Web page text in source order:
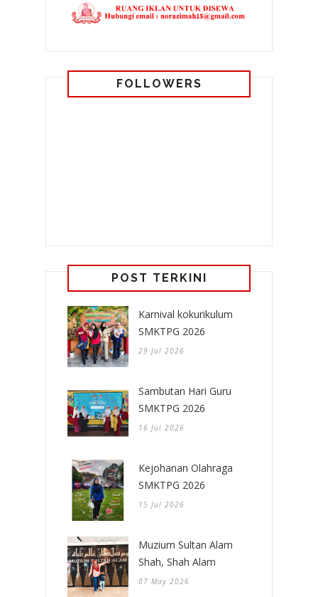
FOLLOWERS
POST TERKINI
Karnival kokurikulum
SMKTPG 2026
29 Jul 2026
Sambutan Hari Guru
SMKTPG 2026
16 Jul 2026
Kejohanan Olahraga
SMKTPG 2026
15 Jul 2026
Muzium Sultan Alam
Shah, Shah Alam
07 May 2026